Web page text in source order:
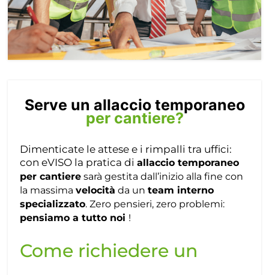
Serve un allaccio temporaneo
per cantiere?
Dimenticate le attese e i rimpalli tra uffici:
con eVISO la pratica diallaccio temporaneo
per cantiere sarà gestita dall’inizio alla fine con
la massimavelocità da unteam interno
specializzato. Zero pensieri, zero problemi:
pensiamo a tutto noi !
Come richiedere un